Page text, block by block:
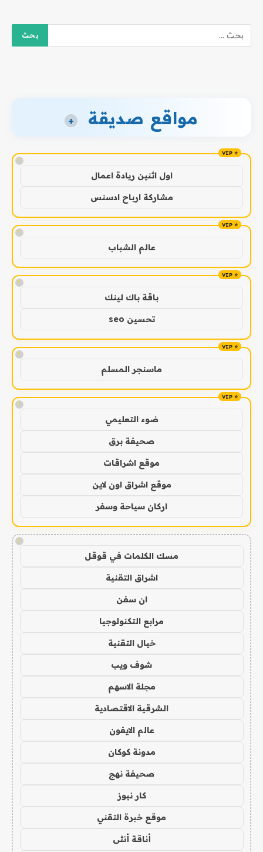
مواقع صديقة +
!
اول اثنين ريادة اعمال
مشاركة ارباح ادسنس
!
عالم الشباب
!
باقة باك لينك
تحسين seo
!
ماسنجر المسلم
!
ضوء التعليمي
صحيفة برق
موقع اشراقات
موقع اشراق اون لاين
اركان سياحة وسفر
!
مسك الكلمات في قوقل
اشراق التقنية
ان سفن
مرابع التكنولوجيا
خيال التقنية
شوف ويب
مجلة الاسهم
الشرقية الاقتصادية
عالم الايفون
مدونة كوكان
صحيفة نهج
كار نيوز
موقع خبرة التقني
أناقة أنثى